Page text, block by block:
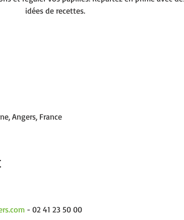
idées de recettes.
Angers, France
- 02 41 23 50 00